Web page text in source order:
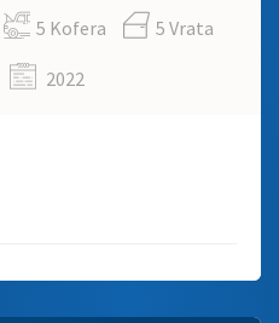
5 Kofera 5 Vrata
2022